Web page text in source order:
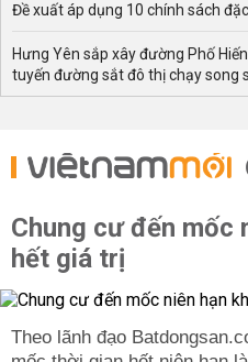
Đề xuất áp dụng 10 chính sách
Hưng Yên sắp xây đường Phố
tuyến đường sắt đô thị chạy song
Chung cư đến mốc
hết giá trị
Theo lãnh đạo